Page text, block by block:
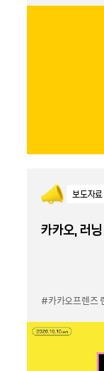
보도자료
카카오, 러
#카카오프렌즈